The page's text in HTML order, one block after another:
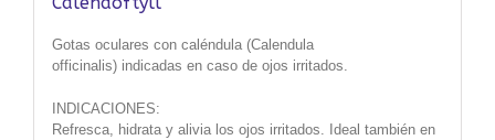
Gotas oculares con caléndula (Calendula
officinalis) indicadas en caso de ojos irritados.
INDICACIONES:
Refresca, hidrata y alivia los ojos irritados. Ideal también en